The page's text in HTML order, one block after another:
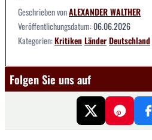
Geschrieben vonALEXANDER WALTHER
Veröffentlichungsdatum:06.06.2026
Kategorien:KritikenLänderDeutschland
Folgen Sie uns auf